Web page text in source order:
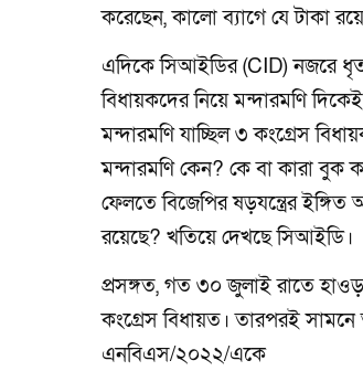
করেছেন, কালো ব্যাগে যে টাকা
এদিকে সিআইডির (CID) নজরে ধৃত
বিধায়কদের নিয়ে মন্দারমণি
মন্দারমণি যাচ্ছিল ৩ কংগ্রেস
মন্দারমণি কেন? কে বা কারা বুক
ফেলতে বিজেপির ষড়যন্ত্রের ইঙ্গিত
রয়েছে? খতিয়ে দেখছে সিআইডি।
প্রসঙ্গত, গত ৩০ জুলাই রাতে
কংগ্রেস বিধায়ত। তারপরই
এনবিএস/২০২২/একে